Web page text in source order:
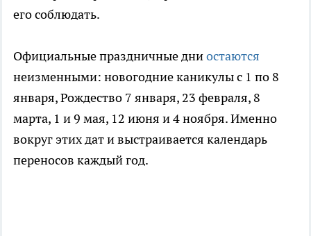
его соблюдать.
Официальные праздничные дниостаются
неизменными: новогодние каникулы с 1 по 8
января, Рождество 7 января, 23 февраля, 8
марта, 1 и 9 мая, 12 июня и 4 ноября. Именно
вокруг этих дат и выстраивается календарь
переносов каждый год.